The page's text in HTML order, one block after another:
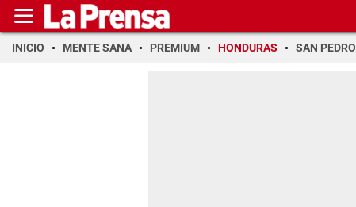
INICIO MENTE SANA PREMIUM HONDURAS SAN PEDRO